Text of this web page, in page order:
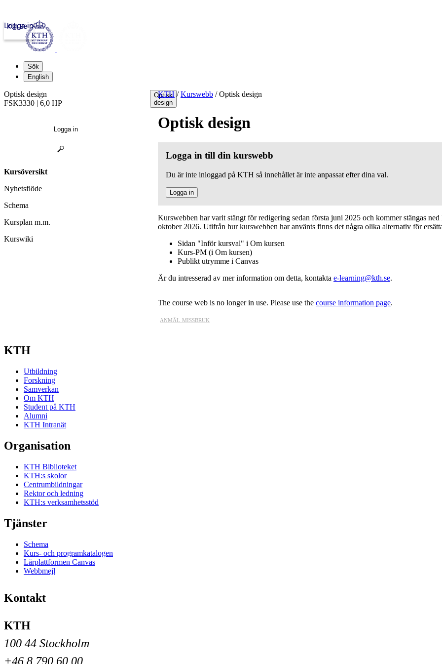
kth.se
Logga in
Sök
English
Optisk
design
KTH / Kurswebb /Optisk design
Optisk design
Logga in till din kurswebb
Du är inte inloggad på KTH så innehållet är inte anpassat efter dina val.
Logga in
Kurswebben har varit stängt för redigering sedan första juni 2025 och kommer stängas ned
oktober 2026. Utifrån hur kurswebben har använts finns det några olika alternativ för
Sidan "Inför kursval" i Om kursen
Kurs-PM (i Om kursen)
Publikt utrymme i Canvas
Är du intresserad av mer information om detta, kontakta e-learning@kth.se.
The course web is no longer in use. Please use the course information page.
anmäl missbruk
Optisk design
FSK3330 | 6,0 HP
Logga in
Kursöversikt
Nyhetsflöde
Schema
Kursplan m.m.
Kurswiki
KTH
Utbildning
Forskning
Samverkan
Om KTH
Student på KTH
Alumni
KTH Intranät
Organisation
KTH Biblioteket
KTH:s skolor
Centrumbildningar
Rektor och ledning
KTH:s verksamhetsstöd
Tjänster
Schema
Kurs- och programkatalogen
Lärplattformen Canvas
Webbmejl
Kontakt
KTH
100 44 Stockholm
+46 8 790 60 00